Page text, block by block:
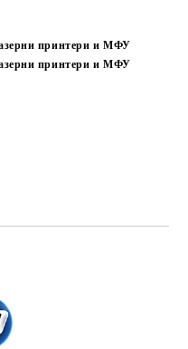
принтери и МФУ
принтери и МФУ